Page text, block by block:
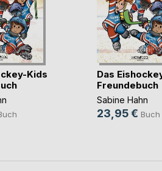
Kids
Das
Freundebuch
Sabine Hahn
23,95 € Buch